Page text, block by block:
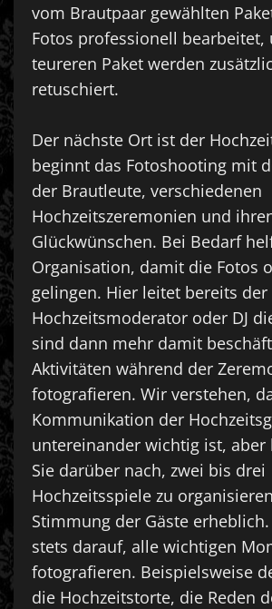
vom Brautpaar gewählten
Fotos professionell bearbeitet,
teureren Paket werden
retuschiert.
Der nächste Ort ist der
beginnt das Fotoshooting mit
der Brautleute, verschiedenen
Hochzeitszeremonien und
Glückwünschen. Bei Bedarf
Organisation, damit die Fotos
gelingen. Hier leitet bereits der
Hochzeitsmoderator oder DJ
sind dann mehr damit
Aktivitäten während der
fotografieren. Wir verstehen,
Kommunikation der
untereinander wichtig ist, aber
Sie darüber nach, zwei bis drei
Hochzeitsspiele zu
Stimmung der Gäste
stets darauf, alle wichtigen
fotografieren. Beispielsweise
die Hochzeitstorte, die Reden